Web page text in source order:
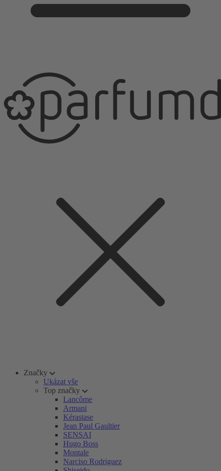
Značky
Ukázat vše
Top značky
Lancôme
Armani
Kérastase
Jean Paul Gaultier
SENSAI
Hugo Boss
Montale
Narciso Rodriguez